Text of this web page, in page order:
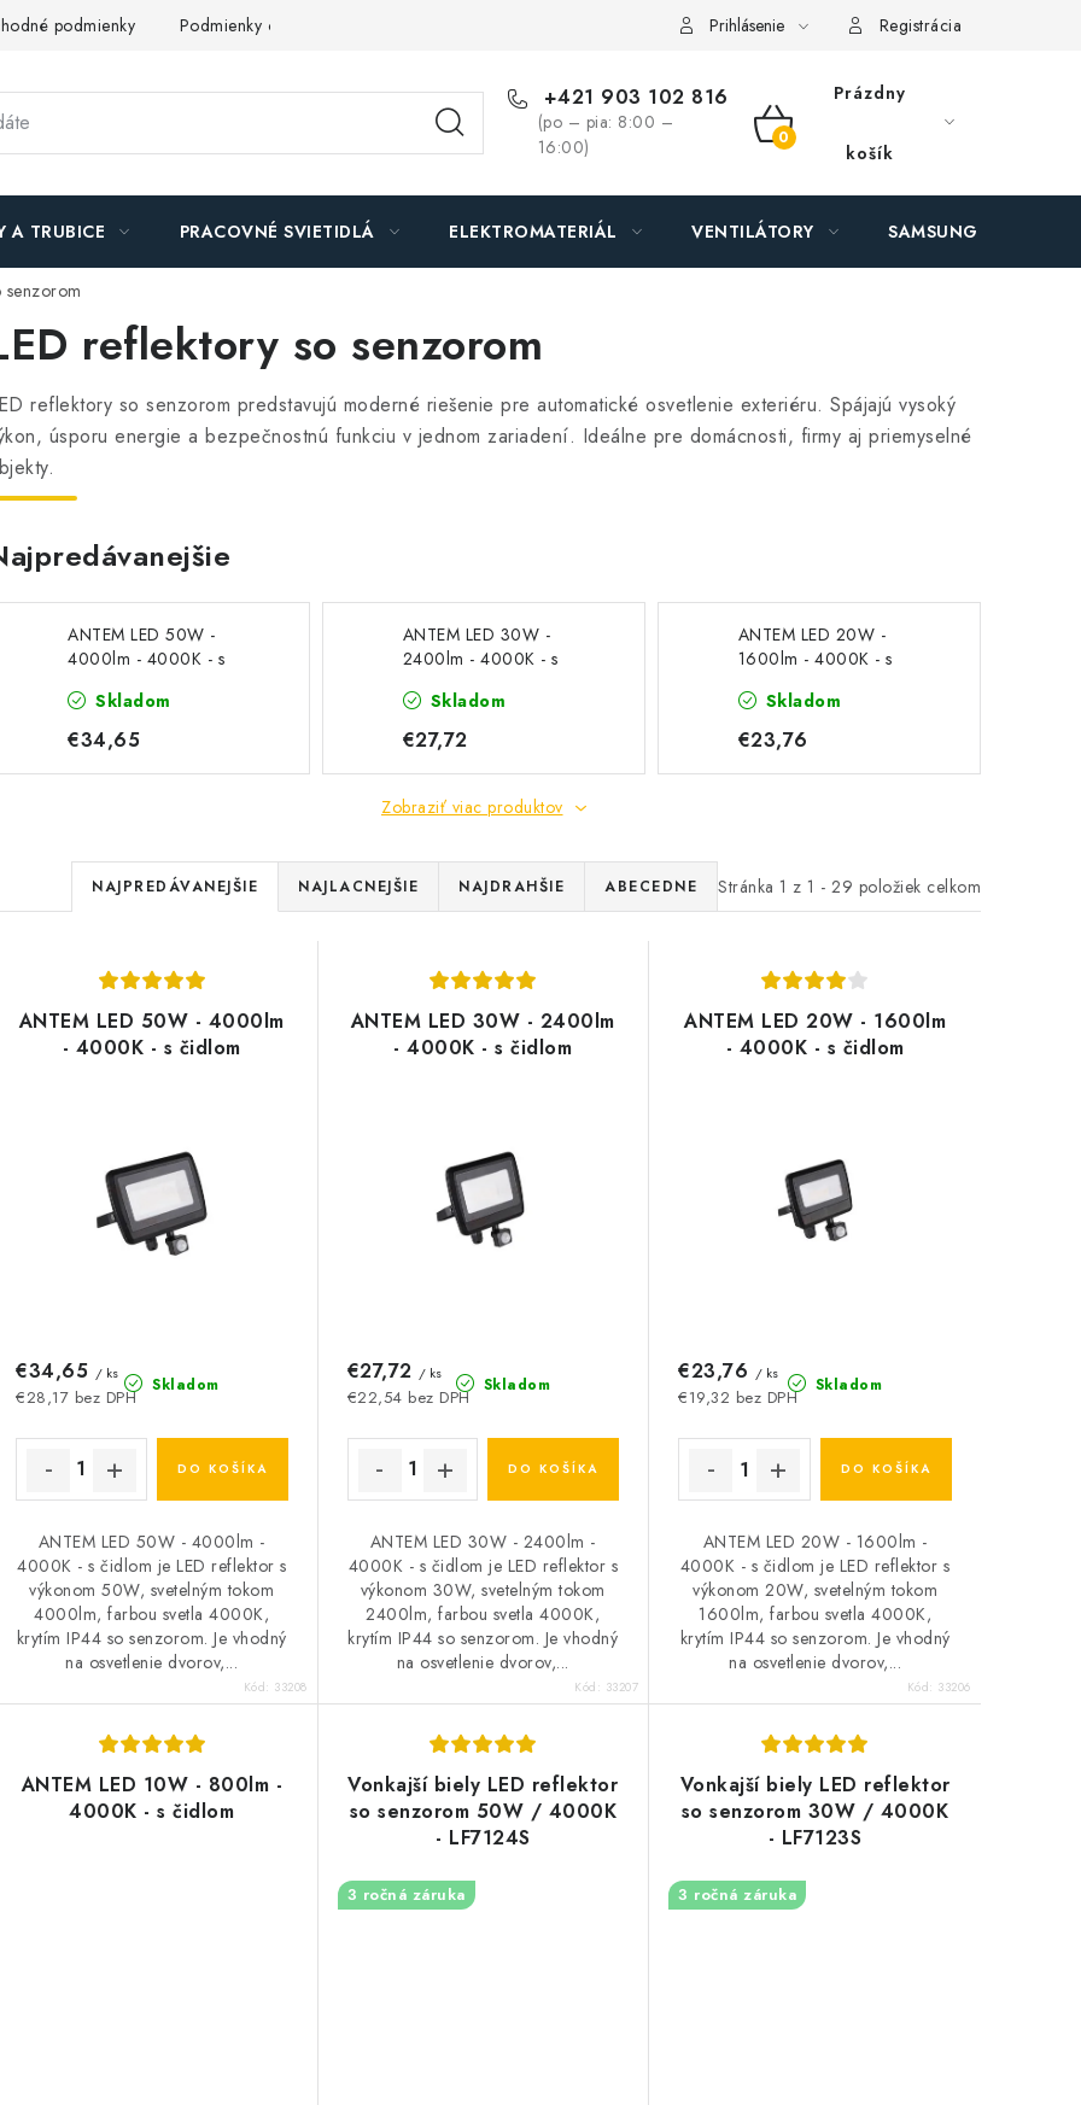
podmienky Podmienky ochrany osobných údajov O nás - MEGALED & JANTON Zákamenné Zľavy pre profíkov
Prihlásenie Registrácia
+421 903 102 816
(po – pia: 8:00 –
16:00)
NÁKUPNÝ
KOŠÍK
Prázdny
košík
A TRUBICE PRACOVNÉ SVIETIDLÁ ELEKTROMATERIÁL VENTILÁTORY SAMSUNG SVIETIDLÁ
senzorom
reflektory so senzorom
reflektory so senzorom predstavujú moderné riešenie pre automatické osvetlenie exteriéru. Spájajú vysoký
úsporu energie a bezpečnostnú funkciu v jednom zariadení. Ideálne pre domácnosti, firmy aj priemyselné
ANTEM LED 50W -
4000lm - 4000K - s
Skladom
€34,65
ANTEM LED 30W -
2400lm - 4000K - s
Skladom
€27,72
ANTEM LED 20W -
1600lm - 4000K - s
Skladom
€23,76
Zobraziť viac produktov
Stránka 1 z 1 - 29 položiek celkom
R
a
e
n
u
k
t
o
v
NAJPREDÁVANEJŠIE NAJLACNEJŠIE NAJDRAHŠIE ABECEDNE
ANTEM LED 50W - 4000lm
- 4000K - s čidlom
Skladom
€28,17 bez DPH
€34,65 / ks
DO KOŠÍKA
ANTEM LED 50W - 4000lm -
4000K - s čidlom je LED reflektor s
výkonom 50W, svetelným tokom
4000lm, farbou svetla 4000K,
krytím IP44 so senzorom. Je vhodný
na osvetlenie dvorov,...
Kód: 33208
ANTEM LED 30W - 2400lm
- 4000K - s čidlom
Skladom
€22,54 bez DPH
€27,72 / ks
DO KOŠÍKA
ANTEM LED 30W - 2400lm -
4000K - s čidlom je LED reflektor s
výkonom 30W, svetelným tokom
2400lm, farbou svetla 4000K,
krytím IP44 so senzorom. Je vhodný
na osvetlenie dvorov,...
Kód: 33207
ANTEM LED 20W - 1600lm
- 4000K - s čidlom
Skladom
€19,32 bez DPH
€23,76 / ks
DO KOŠÍKA
ANTEM LED 20W - 1600lm -
4000K - s čidlom je LED reflektor s
výkonom 20W, svetelným tokom
1600lm, farbou svetla 4000K,
krytím IP44 so senzorom. Je vhodný
na osvetlenie dvorov,...
Kód: 33206
ANTEM LED 10W - 800lm -
4000K - s čidlom
Vonkajší biely LED reflektor
so senzorom 50W / 4000K
- LF7124S
3 ročná záruka
Vonkajší biely LED reflektor
so senzorom 30W / 4000K
- LF7123S
3 ročná záruka